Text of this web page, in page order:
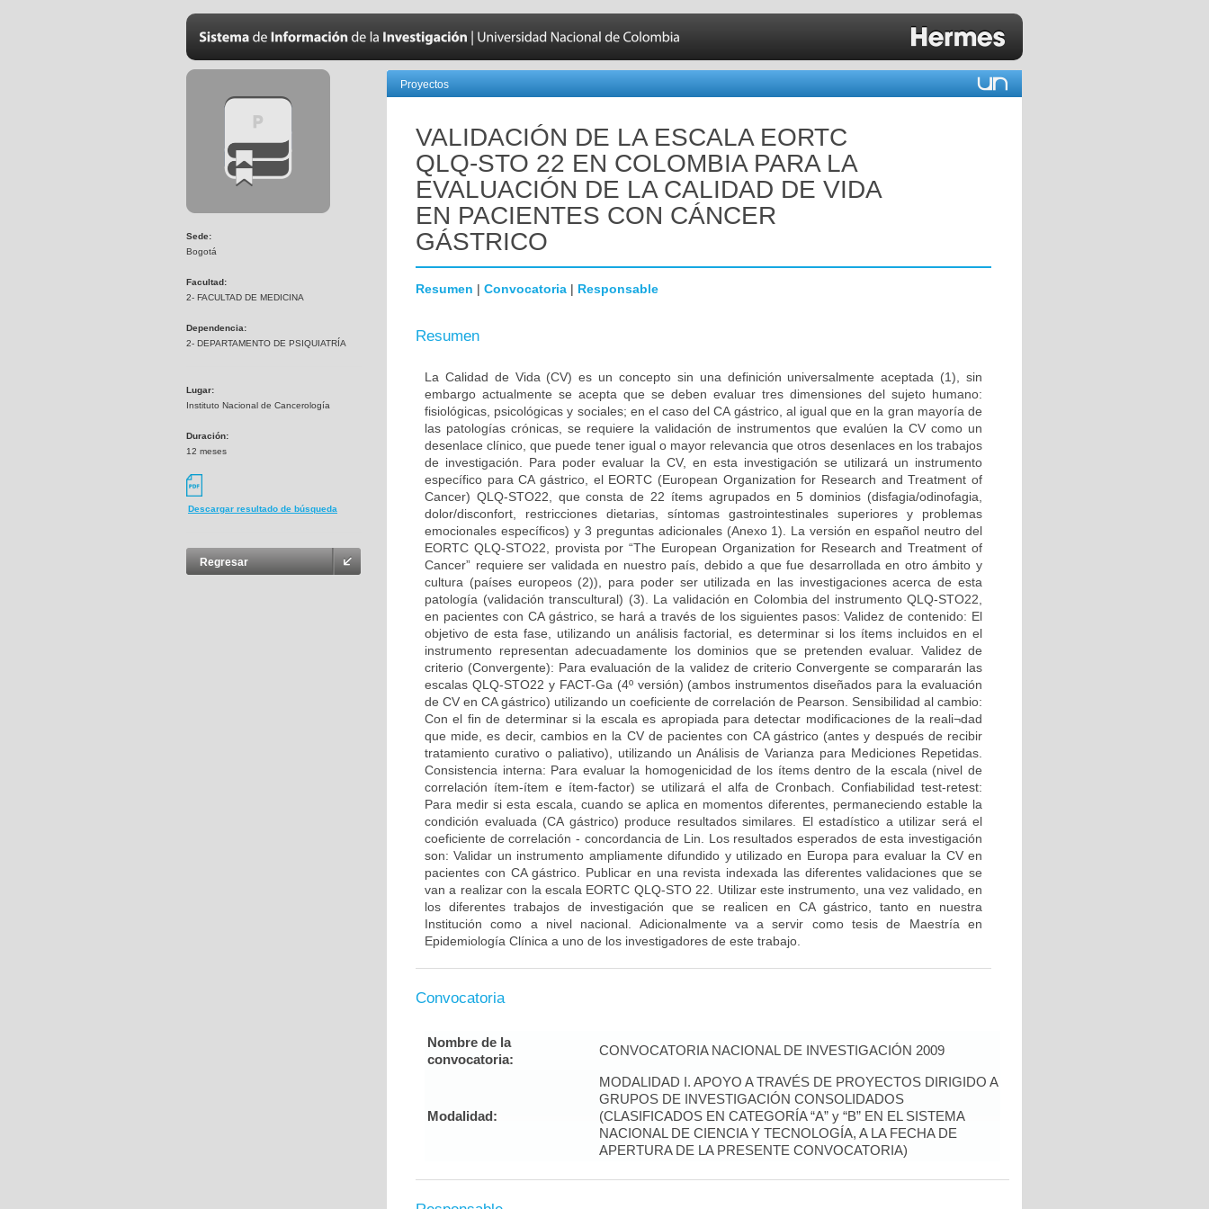
Sede:
Bogotá
Facultad:
2- FACULTAD DE MEDICINA
Dependencia:
2- DEPARTAMENTO DE PSIQUIATRÍA
Lugar:
Instituto Nacional de Cancerología
Duración:
12 meses
Descargar resultado de búsqueda
Regresar
Proyectos
VALIDACIÓN DE LA ESCALA EORTC
QLQ-STO 22 EN COLOMBIA PARA LA
EVALUACIÓN DE LA CALIDAD DE VIDA
EN PACIENTES CON CÁNCER
GÁSTRICO
Resumen | Convocatoria | Responsable
Resumen
La Calidad de Vida (CV) es un concepto sin una definición universalmente aceptada (1), sin
embargo actualmente se acepta que se deben evaluar tres dimensiones del sujeto humano:
fisiológicas, psicológicas y sociales; en el caso del CA gástrico, al igual que en la gran mayoría de
las patologías crónicas, se requiere la validación de instrumentos que evalúen la CV como un
desenlace clínico, que puede tener igual o mayor relevancia que otros desenlaces en los trabajos
de investigación. Para poder evaluar la CV, en esta investigación se utilizará un instrumento
específico para CA gástrico, el EORTC (European Organization for Research and Treatment of
Cancer) QLQ-STO22, que consta de 22 ítems agrupados en 5 dominios (disfagia/odinofagia,
dolor/disconfort, restricciones dietarias, síntomas gastrointestinales superiores y problemas
emocionales específicos) y 3 preguntas adicionales (Anexo 1). La versión en español neutro del
EORTC QLQ-STO22, provista por “The European Organization for Research and Treatment of
Cancer” requiere ser validada en nuestro país, debido a que fue desarrollada en otro ámbito y
cultura (países europeos (2)), para poder ser utilizada en las investigaciones acerca de esta
patología (validación transcultural) (3). La validación en Colombia del instrumento QLQ-STO22,
en pacientes con CA gástrico, se hará a través de los siguientes pasos: Validez de contenido: El
objetivo de esta fase, utilizando un análisis factorial, es determinar si los ítems incluidos en el
instrumento representan adecuadamente los dominios que se pretenden evaluar. Validez de
criterio (Convergente): Para evaluación de la validez de criterio Convergente se compararán las
escalas QLQ-STO22 y FACT-Ga (4º versión) (ambos instrumentos diseñados para la evaluación
de CV en CA gástrico) utilizando un coeficiente de correlación de Pearson. Sensibilidad al cambio:
Con el fin de determinar si la escala es apropiada para detectar modificaciones de la reali¬dad
que mide, es decir, cambios en la CV de pacientes con CA gástrico (antes y después de recibir
tratamiento curativo o paliativo), utilizando un Análisis de Varianza para Mediciones Repetidas.
Consistencia interna: Para evaluar la homogenicidad de los ítems dentro de la escala (nivel de
correlación ítem-ítem e ítem-factor) se utilizará el alfa de Cronbach. Confiabilidad test-retest:
Para medir si esta escala, cuando se aplica en momentos diferentes, permaneciendo estable la
condición evaluada (CA gástrico) produce resultados similares. El estadístico a utilizar será el
coeficiente de correlación - concordancia de Lin. Los resultados esperados de esta investigación
son: Validar un instrumento ampliamente difundido y utilizado en Europa para evaluar la CV en
pacientes con CA gástrico. Publicar en una revista indexada las diferentes validaciones que se
van a realizar con la escala EORTC QLQ-STO 22. Utilizar este instrumento, una vez validado, en
los diferentes trabajos de investigación que se realicen en CA gástrico, tanto en nuestra
Institución como a nivel nacional. Adicionalmente va a servir como tesis de Maestría en
Epidemiología Clínica a uno de los investigadores de este trabajo.
Convocatoria
Nombre de la
convocatoria:
CONVOCATORIA NACIONAL DE INVESTIGACIÓN 2009
Modalidad:
MODALIDAD I. APOYO A TRAVÉS DE PROYECTOS DIRIGIDO A
GRUPOS DE INVESTIGACIÓN CONSOLIDADOS
(CLASIFICADOS EN CATEGORÍA “A” y “B” EN EL SISTEMA
NACIONAL DE CIENCIA Y TECNOLOGÍA, A LA FECHA DE
APERTURA DE LA PRESENTE CONVOCATORIA)